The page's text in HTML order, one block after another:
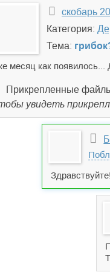
скобарь
Категория:
Тема:
месяц как появилось...
Прикрепленные
увидеть